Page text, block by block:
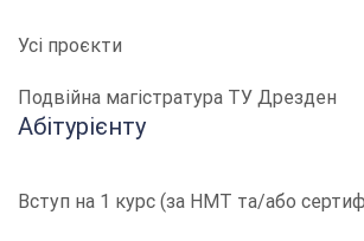
Усі проєкти
Подвійна магістратура ТУ Дрезден
Абітурієнту
Вступ на 1 курс (за НМТ та/або